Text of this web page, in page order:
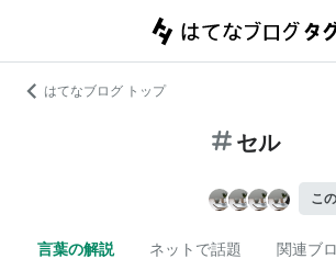
はてなブログ トップ
セル
こ
言葉の解説 ネットで話題 関連ブ